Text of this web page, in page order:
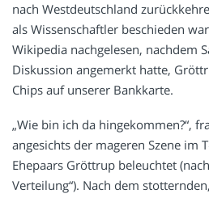
nach Westdeutschland
als Wissenschaftler beschieden
Wikipedia nachgelesen, nachdem
Diskussion angemerkt hatte,
Chips auf unserer Bankkarte.
„Wie bin ich da hingekommen?“,
angesichts der mageren Szene im
Ehepaars Gröttrup beleuchtet
Verteilung“). Nach dem